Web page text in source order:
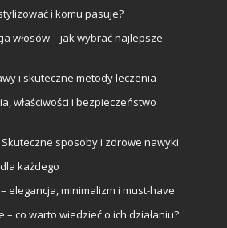
i komu pasuje?
włosów – jak wybrać najlepsze
i skuteczne metody leczenia
właściwości i bezpieczeństwo
sposoby i zdrowe nawyki
każdego
elegancja, minimalizm i must-have
co warto wiedzieć o ich działaniu?